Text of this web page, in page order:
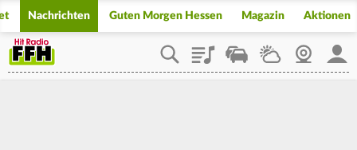
Nachrichten Guten Morgen Hessen Magazin Aktionen
PlaylistStaupilotWetterWebcam